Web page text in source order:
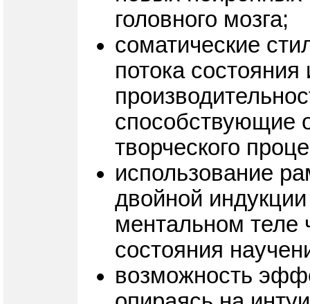
головного мозга;
соматические
потока
способствующие
творческого
использование
двойной
ментальном теле
состояния
возможность